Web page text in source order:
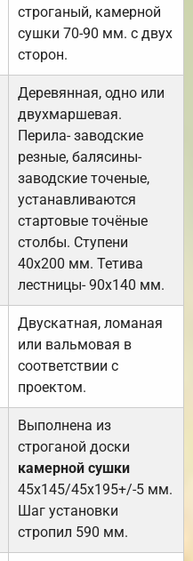
строганый, камерной
сушки 70-90 мм. с двух
сторон.
Деревянная, одно или
двухмаршевая.
Перила- заводские
резные, балясины-
заводские точеные,
устанавливаются
стартовые точёные
столбы. Ступени
40х200 мм. Тетива
лестницы- 90х140 мм.
Двускатная, ломаная
или вальмовая в
соответствии с
проектом.
Выполнена из
строганой доски
камерной сушки
45х145/45х195+/-5 мм.
Шаг установки
стропил 590 мм.